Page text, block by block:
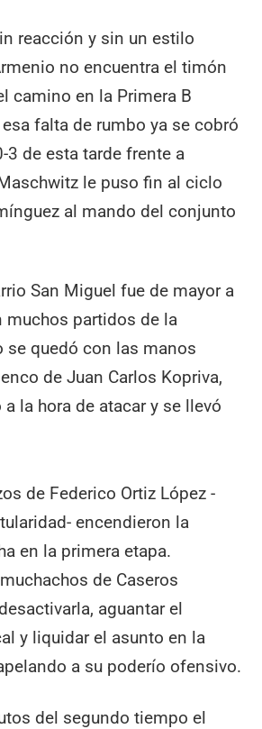
reacción y sin un estilo
no encuentra el timón
camino en la Primera B
falta de rumbo ya se cobró
3 de esta tarde frente a
le puso fin al ciclo
al mando del conjunto
San Miguel fue de mayor a
muchos partidos de la
se quedó con las manos
de Juan Carlos Kopriva,
la hora de atacar y se llevó
de Federico Ortiz López -
encendieron la
en la primera etapa.
de Caseros
aguantar el
y liquidar el asunto en la
a su poderío ofensivo.
del segundo tiempo el